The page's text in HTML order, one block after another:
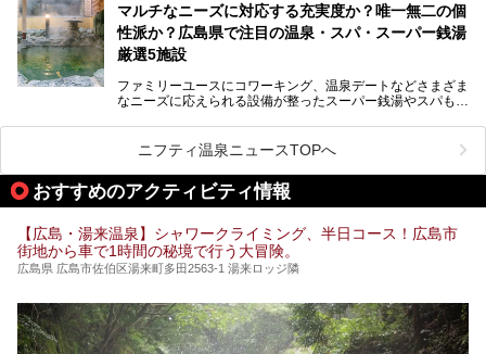
る、広島県でオススメの温泉・銭湯・スパをご紹介していき
ます！
マルチなニーズに対応する充実度か？唯一無二の個
性派か？広島県で注目の温泉・スパ・スーパー銭湯
厳選5施設
ファミリーユースにコワーキング、温泉デートなどさまざま
なニーズに応えられる設備が整ったスーパー銭湯やスパも、
いった個性が魅力の温泉も、どちらも充実している広島県。
今回は、そんな広島県にある温浴施設のなかから、筆者が
「一度訪ねてみたい」と気になっている魅力的な施設を5件
ピックアップして紹介します。
※2021/07/30時点の情報です。
ニフティ温泉ニュースTOPへ
おすすめのアクティビティ情報
【広島・湯来温泉】シャワークライミング、半日コース！広島市
街地から車で1時間の秘境で行う大冒険。
広島県 広島市佐伯区湯来町多田2563-1 湯来ロッジ隣